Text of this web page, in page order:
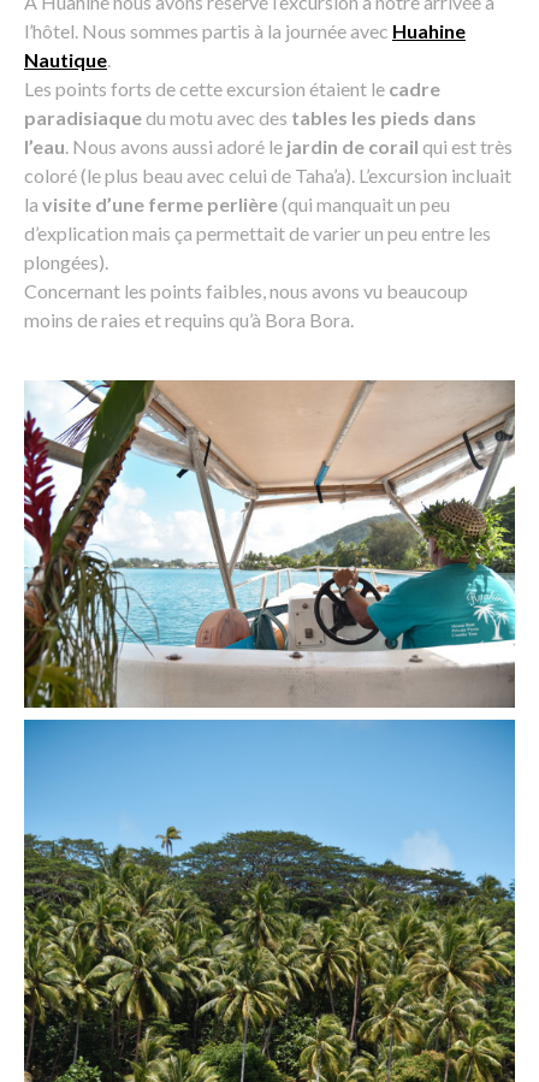
l’hôtel. Nous sommes partis à la journée avec Huahine
Nautique
Les points forts de cette excursion étaient le cadre
paradisiaquedu motu avec des tables les pieds dans
l’eau . Nous avons aussi adoré le jardin de corail qui est très
coloré (le plus beau avec celui de Taha’a). L’excursion incluait
la visite d’une ferme perlière(qui manquait un peu
d’explication mais ça permettait de varier un peu entre les
plongées).
Concernant les points faibles, nous avons vu beaucoup
moins de raies et requins qu’à Bora Bora.